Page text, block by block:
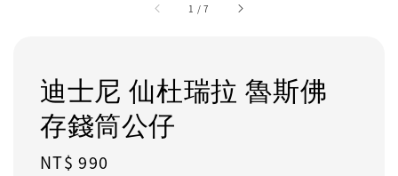
1 /7
迪士尼 仙杜瑞拉 魯斯佛
存錢筒公仔
Regular
NT$ 990